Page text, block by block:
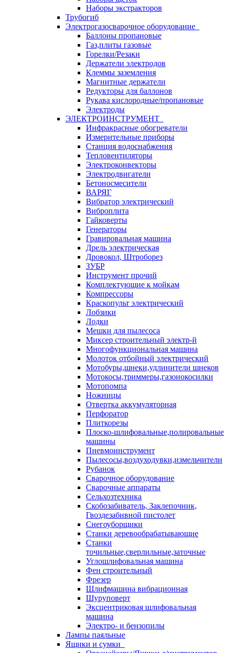
Наборы экстракторов
Трубогиб
Электрогазосварочное оборудование
Баллоны пропановые
Газ,плиты газовые
Горелки/Резаки
Держатели электродов
Клеммы заземления
Магнитные держатели
Редукторы для баллонов
Рукава кислородные/пропановые
Электроды
ЭЛЕКТРОИНСТРУМЕНТ
Инфракрасные обогреватели
Измерительные приборы
Станция водоснабжения
Тепловентиляторы
Электроконвекторы
Электродвигатели
Бетоносмесители
ВАРЯГ
Вибратор электрический
Виброплита
Гайковерты
Генераторы
Гравировальная машина
Дрель электрическая
Дровокол, Штроборез
ЗУБР
Инструмент прочий
Комплектующие к мойкам
Компрессоры
Краскопульт электрический
Лобзики
Лодки
Мешки для пылесоса
Миксер строительный электр-й
Многофункциональная машина
Молоток отбойный электрический
Мотобуры,шнеки,удлинители шнеков
Мотокосы,триммеры,газонокосилки
Мотопомпа
Ножницы
Отвертка аккумуляторная
Перфоратор
Плиткорезы
Плоско-шлифовальные,полировальные
машины
Пневмоинструмент
Пылесосы,воздуходувки,измельчители
Рубанок
Сварочное оборудование
Сварочные аппараты
Сельхозтехника
Скобозабиватель, Заклепочник,
Гвоздезабивной пистолет
Снегоуборщики
Станки деревообрабатывающие
Станки
точильные,сверлильные,заточные
Углошлифовальная машина
Фен строительный
Фрезер
Шлифмашина вибрационная
Шуруповерт
Эксцентриковая шлифовальная
машина
Электро- и бензопилы
Лампы паяльные
Ящики и сумки